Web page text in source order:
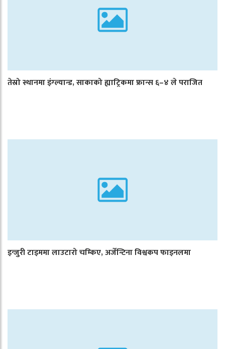
तेस्रो स्थानमा इंग्ल्यान्ड, साकाको ह्याट्रिकमा फ्रान्स ६–४ ले पराजित
इन्जुरी टाइममा लाउटारो चम्किए, अर्जेन्टिना विश्वकप फाइनलमा